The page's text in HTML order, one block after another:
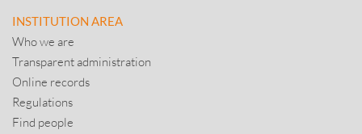
INSTITUTION AREA
Who we are
Transparent administration
Online records
Regulations
Find people